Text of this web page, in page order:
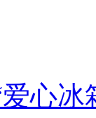
爱心冰